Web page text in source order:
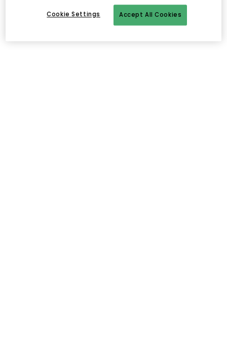
Accept All Cookies
Cookie Settings